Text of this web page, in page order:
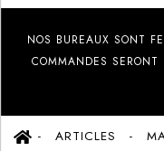
NOS BUREAUX SONT
COMMANDES
ARTICLES